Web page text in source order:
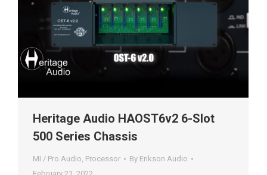
Heritage Audio HAOST6v2 6-Slot
500 Series Chassis
MI / Pro Audio, Processor By Erikson Audio